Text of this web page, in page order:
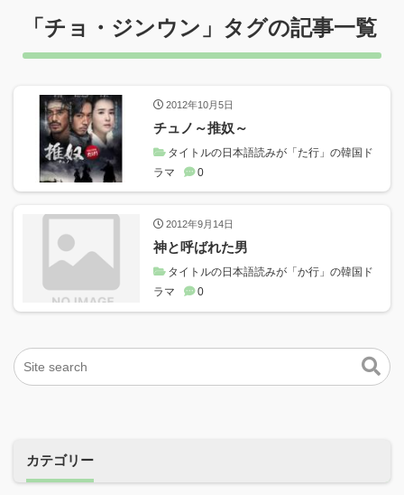
「チョ・ジンウン 」タグの記事一覧
2012年10月5日
チュノ～推奴～
タイトルの日本語読みが「た行」の韓国ド
ラマ
0
2012年9月14日
神と呼ばれた男
タイトルの日本語読みが「か行」の韓国ド
ラマ
0
カテゴリー